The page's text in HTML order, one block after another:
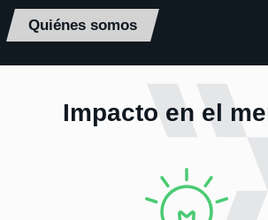
Quiénes somos
Impacto en el